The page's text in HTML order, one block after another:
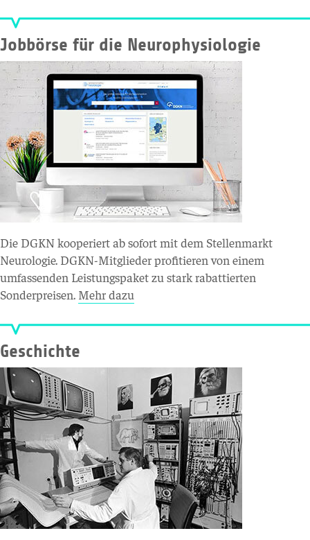
Jobbörse für die Neurophysiologie
Die DGKN kooperiert ab sofort mit dem Stellenmarkt
Neurologie. DGKN-Mitglieder profitieren von einem
umfassenden Leistungspaket zu stark rabattierten
Sonderpreisen. Mehr dazu
Geschichte